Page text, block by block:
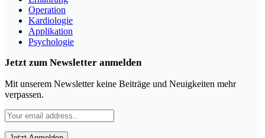
Operation
Kardiologie
Applikation
Psychologie
Jetzt zum Newsletter anmelden
Mit unserem Newsletter keine Beiträge und Neuigkeiten mehr
verpassen.